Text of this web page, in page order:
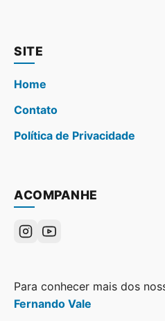
SITE
Home
Contato
Política de Privacidade
ACOMPANHE
Para conhecer mais dos
Fernando Vale